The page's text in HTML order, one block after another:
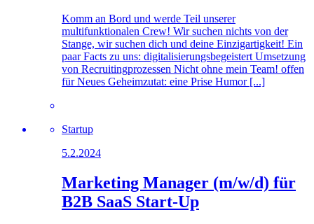
Komm an Bord und werde Teil unserer
multifunktionalen Crew! Wir suchen nichts von der
Stange, wir suchen dich und deine Einzigartigkeit! Ein
paar Facts zu uns: digitalisierungsbegeistert Umsetzung
von Recruitingprozessen Nicht ohne mein Team! offen
für Neues Geheimzutat: eine Prise Humor [...]
Startup
5.2.2024
Marketing Manager (m/w/d) für
B2B SaaS Start-Up